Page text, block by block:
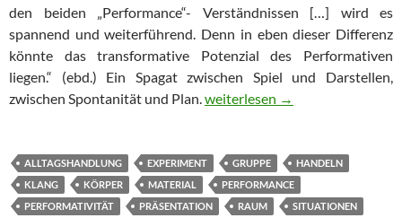
den beiden „Performance“- Verständnissen […] wird es
spannend und weiterführend. Denn in eben dieser Differenz
könnte das transformative Potenzial des Performativen
liegen.“ (ebd.) Ein Spagat zwischen Spiel und Darstellen,
zwischen Spontanität und Plan. LISTEN AND WHISTLE –
weiterlesen →
ALLTAGSHANDLUNG EXPERIMENT GRUPPE
HANDELN
KLANG
KÖRPER MATERIAL
PERFORMANCE
PERFORMATIVITÄT
PRÄSENTATION RAUM
SITUATIONEN